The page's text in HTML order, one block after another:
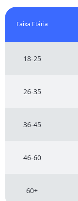
Faixa Etária
18-25
26-35
36-45
46-60
60+